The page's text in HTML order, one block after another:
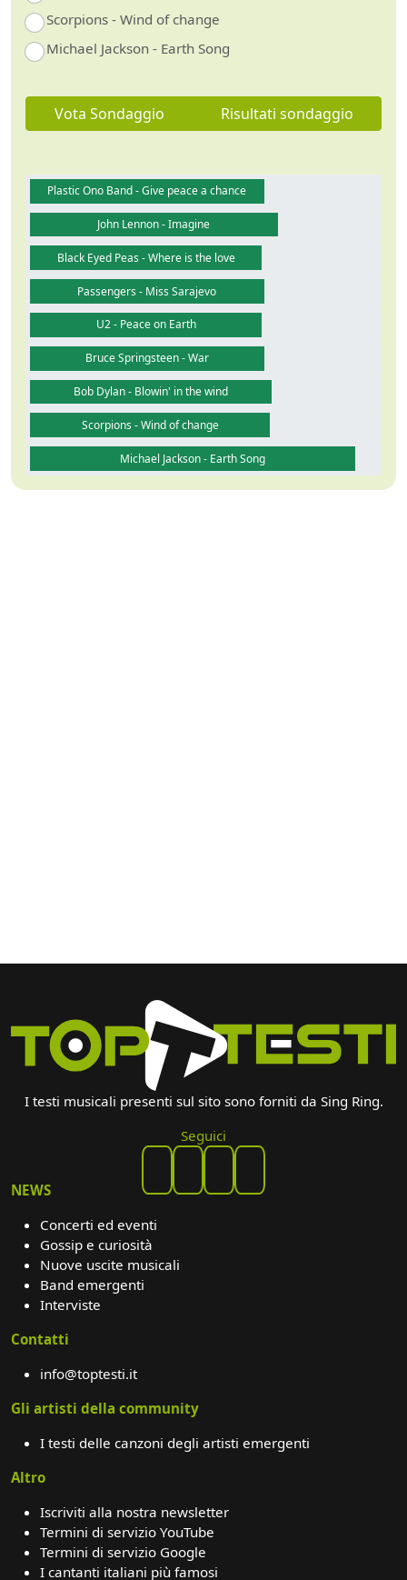
Scorpions - Wind of change
Michael Jackson - Earth Song
Vota Sondaggio Risultati sondaggio
Plastic Ono Band - Give peace a chance
John Lennon - Imagine
Black Eyed Peas - Where is the love
Passengers - Miss Sarajevo
U2 - Peace on Earth
Bruce Springsteen - War
Bob Dylan - Blowin' in the wind
Scorpions - Wind of change
Michael Jackson - Earth Song
I testi musicali presenti sul sito sono forniti da Sing Ring.
Seguici
NEWS
Concerti ed eventi
Gossip e curiosità
Nuove uscite musicali
Band emergenti
Interviste
Contatti
info@toptesti.it
Gli artisti della community
I testi delle canzoni degli artisti emergenti
Altro
Iscriviti alla nostra newsletter
Termini di servizio YouTube
Termini di servizio Google
I cantanti italiani più famosi